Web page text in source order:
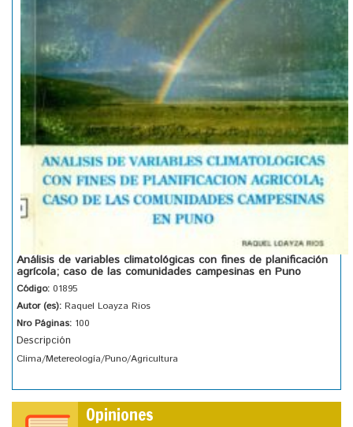
Análisis de variables climatológicas con fines de planificación
agrícola; caso de las comunidades campesinas en Puno
Código: 01895
Autor (es): Raquel Loayza Rios
Nro Páginas: 100
Descripción
Clima/Metereología/Puno/Agricultura
Opiniones